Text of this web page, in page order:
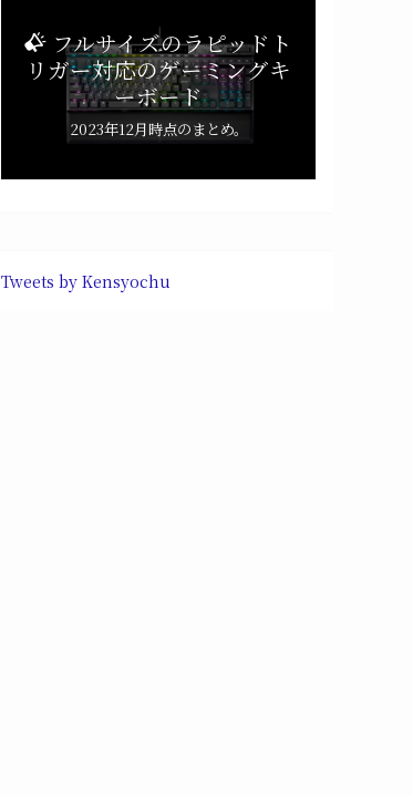
フルサイズのラピッドト
リガー対応のゲーミングキ
ーボード
2023年12月時点のまとめ。
Tweets by Kensyochu